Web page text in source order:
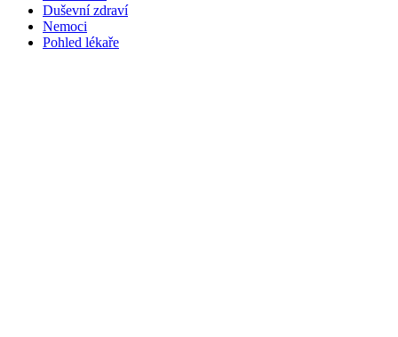
Duševní zdraví
Nemoci
Pohled lékaře